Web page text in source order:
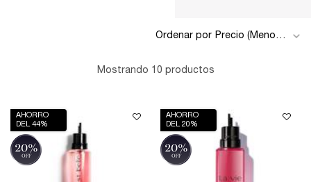
Ordenar por
Mostrando 10 productos
AHORRO
DEL 44%
AHORRO
DEL 20%